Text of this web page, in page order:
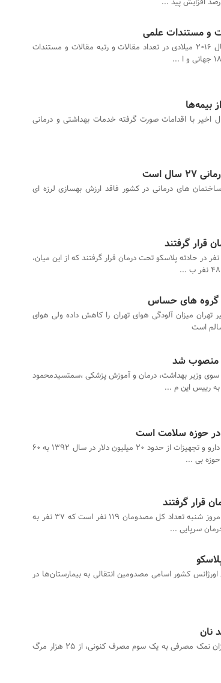
ایران در سال 2016 میلادی در تعداد مقالات و رتبه مقالات و مستندات
اخیر با اقدامات صورت گرفته خدمات بهداشتی و درمانی
است
ساختمان های درمانی در کشور فاقد ارزش بهسازی لرزه ای
تا کنون 202 نفر در حادثه پلاسکو تحت درمان قرار گرفتند که از این میان،
گروه های حساس
تهران میزان آلودگی هوای تهران را کاهش داده ولی هوای
است
منصوب شد
وزیر بهداشت، درمان و آموزش پزشکی ،سمتسیدمحمود
به رییس این م ...
افزایش صادرات دارو و تجهیزات از حدود 20 میلیون دلار در سال 1392 به 60
تا ساعت 8:30 امروز شنبه تعداد کل مصدومان 119 نفر است که ۳۷ نفر به
کشور اسامی مصدومین انتقالی به بیمارستان‌ها در
نان
با کاهش میزان نمک مصرفی به یک سوم مصرف کنونی، از ۲۵ هزار مرگ